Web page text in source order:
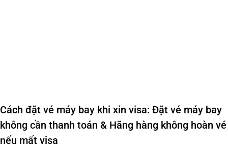
Cách đặt vé máy bay khi xin visa: Đặt vé máy bay
không cần thanh toán & Hãng hàng không hoàn vé
nếu mất visa